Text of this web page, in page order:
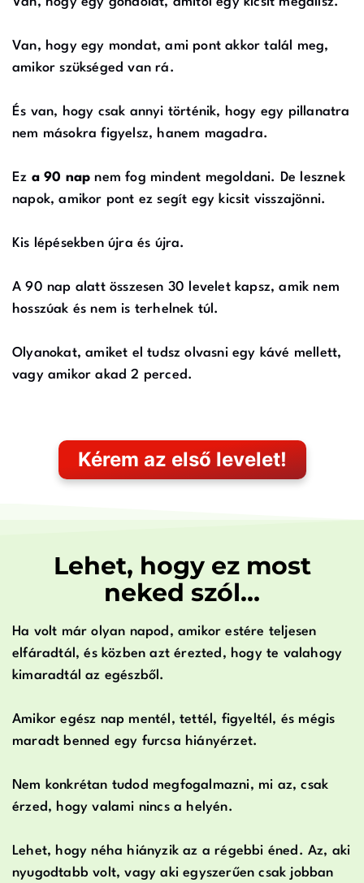
Van, hogy egy mondat,ami pont akkor talál meg,
amikor szükséged van rá.
És van, hogy csak annyi történik, hogy egy pillanatra
nem másokra figyelsz, hanem magadra.
Ez a 90 nap nem fog mindent megoldani. De lesznek
napok, amikor pont ez segít egy kicsit visszajönni.
Kis lépésekben újra és újra.
A 90 nap alatt összesen 30 levelet kapsz, amik nem
hosszúak és nem is terhelnek túl.
Olyanokat, amiket el tudsz olvasni egy kávé mellett,
vagy amikor akad 2 perced.
Kérem az első levelet!
Lehet, hogy ez most
neked szól…
Ha volt már olyan napod, amikor estére teljesen
elfáradtál, és közben azt érezted, hogy te valahogy
kimaradtál az egészből.
Amikor egész nap mentél, tettél, figyeltél, és mégis
maradt benned egy furcsa hiányérzet.
Nem konkrétan tudod megfogalmazni, mi az, csak
érzed, hogy valami nincs a helyén.
Lehet, hogy néha hiányzik az a régebbi éned. Az, aki
nyugodtabb volt, vagy aki egyszerűen csak jobban